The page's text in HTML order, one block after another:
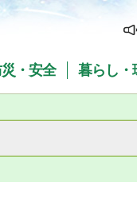
災・安全 暮らし・